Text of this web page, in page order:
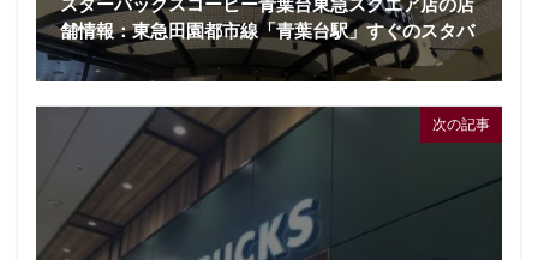
スターバックスコーヒー青葉台東急スクエア店の店
舗情報：東急田園都市線「青葉台駅」すぐのスタバ
次の記事